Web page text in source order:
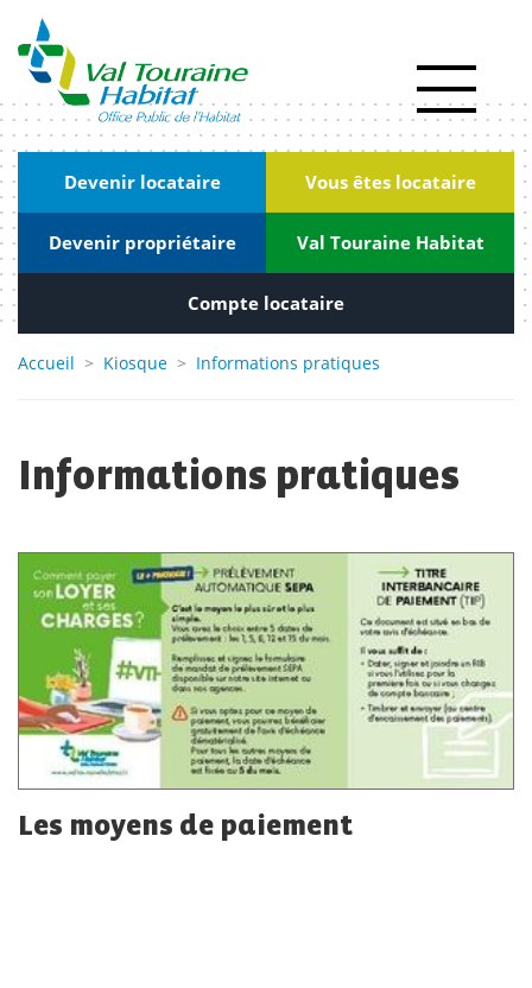
Actualités
RSE
|
Innovation
Kiosque
rejoindre
Contact
Devenir locataire Vous êtes locataire
Devenir propriétaire Val Touraine Habitat
Compte locataire
Accueil > Kiosque > Informations pratiques
Informations pratiques
Les moyens de paiement